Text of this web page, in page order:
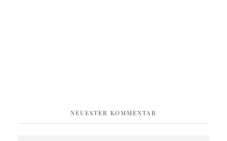
NEUESTER KOMMENTAR